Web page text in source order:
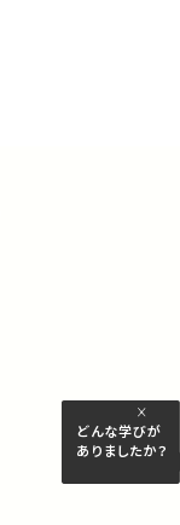
どんな学びが
ありましたか？